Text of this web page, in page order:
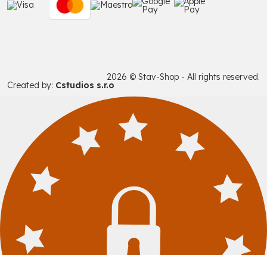
2026 © Stav-Shop - All rights reserved.
Created by: Cstudios s.r.o